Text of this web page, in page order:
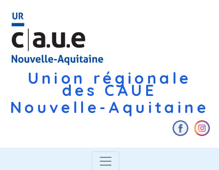
Union régionale
des CAUE
Nouvelle-Aquitaine